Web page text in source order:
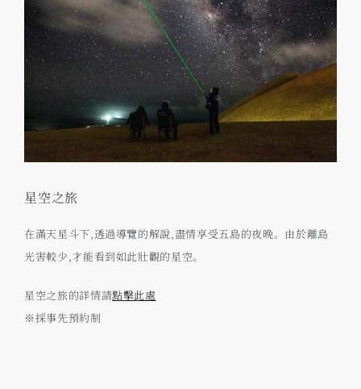
星空之旅
在滿天星斗下,透過導覽的解說,盡情享受五島的夜晚。由於離島
光害較少,才能看到如此壯觀的星空。
星空之旅的詳情請點擊此處
※採事先預約制